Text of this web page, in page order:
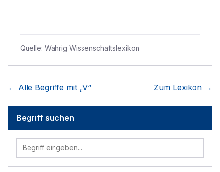
Quelle: Wahrig Wissenschaftslexikon
← Alle Begriffe mit „V“ Zum Lexikon →
Begriff suchen